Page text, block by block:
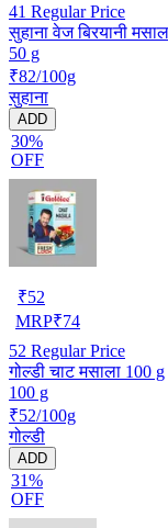
41 Regular Price
सुहाना वेज बिरयानी
50 g
₹82/100g
सुहाना
ADD
30%
OFF
₹52
MRP₹74
52 Regular Price
गोल्डी चाट मसाला 100 g
100 g
₹52/100g
गोल्डी
ADD
31%
OFF